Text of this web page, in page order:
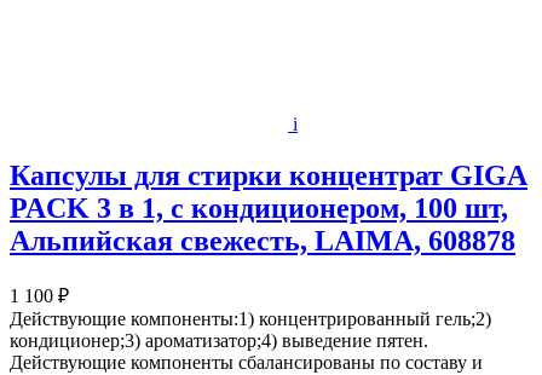
i
Капсулы для стирки концентрат GIGA
PACK 3 в 1, с кондиционером, 100 шт,
Альпийская свежесть, LAIMA, 608878
1 100 ₽
Действующие компоненты:1) концентрированный гель;2)
кондиционер;3) ароматизатор;4) выведение пятен.
Действующие компоненты сбалансированы по составу и